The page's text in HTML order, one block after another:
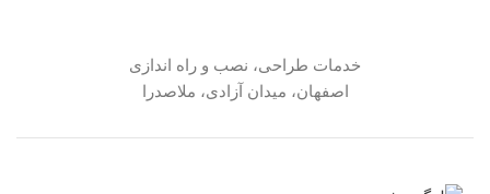
خدمات طراحی، نصب و راه اندازی
اصفهان، میدان آزادی، ملاصدرا